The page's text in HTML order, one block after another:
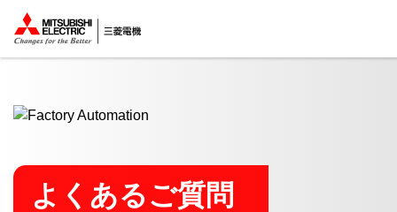
ここから本文
よくあるご質問